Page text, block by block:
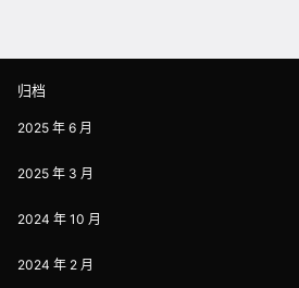
归档
2025 年 6 月
2025 年 3 月
2024 年 10 月
2024 年 2 月